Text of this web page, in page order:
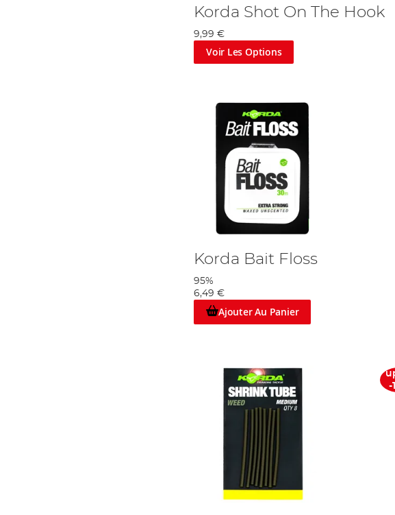
Korda Shot On The Hook
9,99 €
Voir Les Options
Korda Bait Floss
95%
6,49 €
Ajouter Au Panier
-